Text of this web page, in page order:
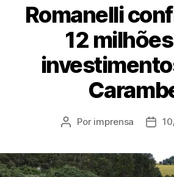
Romanelli
12
Autor
Por imprensa
Data